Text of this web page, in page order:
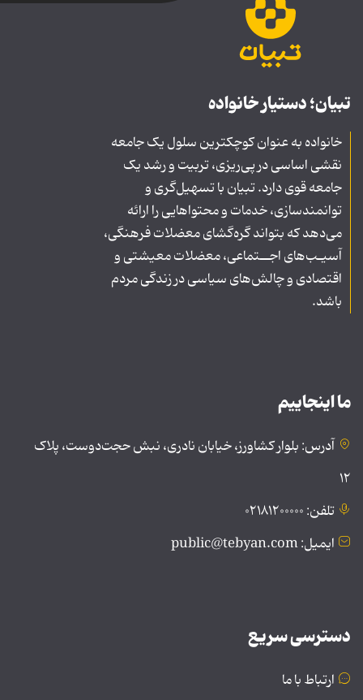
تبیان؛ دستیار خانواده
خانواده به عنوان کوچکترین سلول یک جامعه
نقشی اساسی در پی‌ریزی، تربیت و رشد یک
جامعه قوی دارد. تبیان با تسهیل‌گری و
توانمندسازی، خدمات و محتواهایی را ارائه
می‌دهد که بتواند گره‌گشای معضلات فرهنگی،
آسیـب‌های اجــتماعی، معضلات معیشتی و
اقتصادی و چالش‌های سیاسی در زندگی مردم
باشد.
ما اینجاییم
آدرس: بلوار کشاورز، خیابان نادری، نبش حجت‌دوست، پلاک
۱۲
تلفن: ۰۲۱۸۱۲۰۰۰۰۰
ایمیل: public@tebyan.com
دسترسی سریع
ارتباط با ما